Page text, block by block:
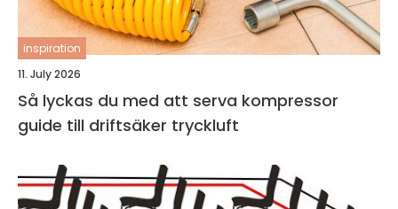
inspiration
11. July 2026
Så lyckas du med att serva kompressor
guide till driftsäker tryckluft